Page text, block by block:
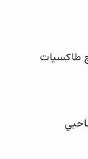
طاكسيات